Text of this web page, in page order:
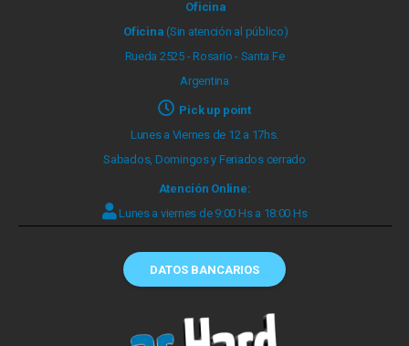
Oficina
Oficina (Sin atención al público)
Rueda 2525 - Rosario - Santa Fe
Argentina
Pick up point
Lunes a Viernes de 12 a 17hs.
Sabados, Domingos y Feriados cerrado
Atención Online:
Lunes a viernes de 9:00 Hs a 18:00 Hs
DATOS BANCARIOS